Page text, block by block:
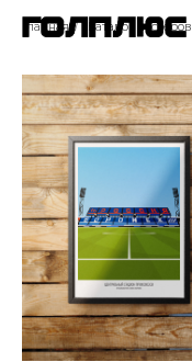
Главная / Каталог постеров